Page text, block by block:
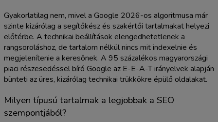
Gyakorlatilag nem, mivel a Google 2026-os algoritmusa már
szinte kizárólag a segítőkész és szakértői tartalmakat helyezi
előtérbe. A technikai beállítások elengedhetetlenek a
rangsoroláshoz, de tartalom nélkül nincs mit indexelnie és
megjelenítenie a keresőnek. A 95 százalékos magyarországi
piaci részesedéssel bíró Google az E-E-A-T irányelvek alapján
bünteti az üres, kizárólag technikai trükkökre épülő oldalakat.
Milyen típusú tartalmak a legjobbak a SEO
szempontjából?